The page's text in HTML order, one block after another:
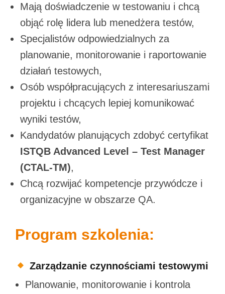
Mają doświadczenie w testowaniu i chcą
objąć rolę lidera lub menedżera testów,
Specjalistów odpowiedzialnych za
planowanie, monitorowanie i raportowanie
działań testowych,
Osób współpracujących z interesariuszami
projektu i chcących lepiej komunikować
wyniki testów,
Kandydatów planujących zdobyć certyfikat
ISTQB Advanced Level – Test Manager
(CTAL-TM),
Chcą rozwijać kompetencje przywódcze i
organizacyjne w obszarze QA.
Program szkolenia:
Zarządzanie czynnościami testowymi
Planowanie, monitorowanie i kontrola